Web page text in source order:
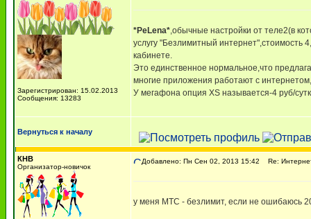
Зарегистрирован: 15.02.2013
Сообщения: 13283
*PeLena*,обычные настройки от теле2(в
услугу "Безлимитный
кабинете.
Это единственное нормальное,что
многие приложения работают с
У мегафона опция XS называется-4 руб/
Вернуться к началу
КНВ
Организатор-новичок
Добавлено: Пн Сен 02, 2013 15:42 Re:
у меня МТС - безлимит, если не ошибаюсь